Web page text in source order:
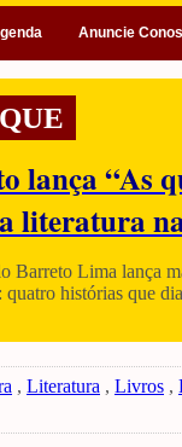
Anuncie
lança “As
literatura
Barreto Lima lança
quatro histórias que
, Literatura , Livros ,